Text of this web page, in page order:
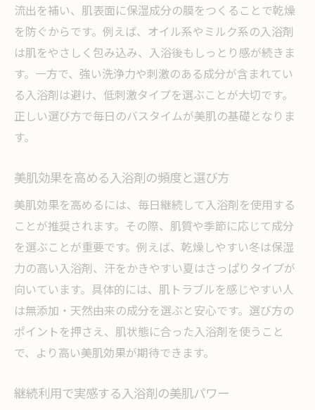
流出を補い、肌表面に保湿成分の膜をつくることで乾燥
を防ぐからです。例えば、オイル系やミルク系の入浴剤
は肌をやさしく包み込み、入浴後もしっとり感が続きま
す。一方で、強い洗浄力や刺激のある成分が含まれてい
る入浴剤は避け、低刺激タイプを選ぶことが大切です。
正しい選び方で毎日のバスタイムが美肌の基礎となりま
す。
美肌効果を高める入浴剤の頻度と選び方
美肌効果を高めるには、毎日継続して入浴剤を使用する
ことが推奨されます。その際、肌質や季節に応じて成分
を選ぶことが重要です。例えば、乾燥しやすい冬は保湿
力の高い入浴剤、汗をかきやすい夏はさっぱりタイプが
向いています。具体的には、肌トラブルを感じやすい人
は無添加・天然由来の成分を選ぶと安心です。選び方の
ポイントを押さえ、肌状態に合った入浴剤を使うこと
で、より高い美肌効果が期待できます。
継続利用で実感する入浴剤の美肌パワー